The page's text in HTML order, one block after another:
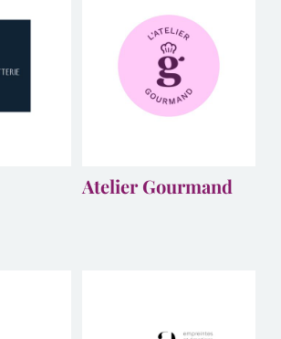
Atelier Gourmand